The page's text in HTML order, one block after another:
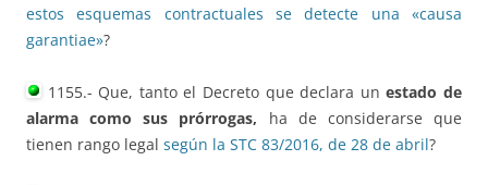
estos esquemas contractuales se detecte una «causa
garantiae»?
1155.- Que, tanto el Decreto que declara unestado de
alarma como sus prórrogas, ha de considerarse que
tienen rango legal según la STC 83/2016, de 28 de abril?